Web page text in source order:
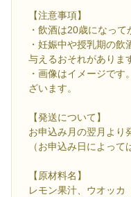
【注意事項】
・飲酒は20歳になって
・妊娠中や授乳期の
与えるおそれがありま
・画像はイメージで
ざいます。
【発送について】
お申込み月の翌月より
（お申込み日によって
【原材料名】
レモン果汁、ウオッカ